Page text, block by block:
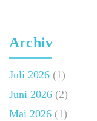
Archiv
Juli 2026 (1)
Juni 2026 (2)
Mai 2026 (1)